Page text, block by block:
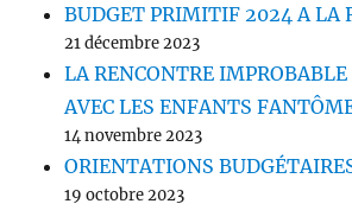
BUDGET PRIMITIF 2024 A LA
21 décembre 2023
LA RENCONTRE
AVEC LES ENFANTS
14 novembre 2023
ORIENTATIONS
19 octobre 2023